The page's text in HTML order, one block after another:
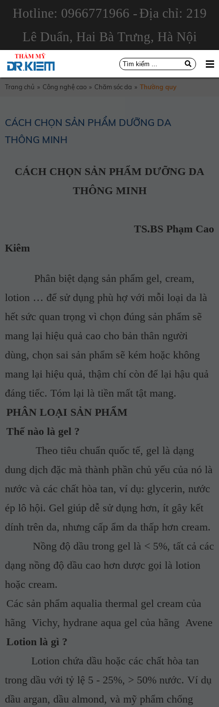
Hotline: 0966771966 - Địa chỉ: 219
Lê Duẩn, Hai Bà Trưng, Hà Nội
Trang chủ » Công nghệ cao » Chăm sóc da » Thường quy
CÁCH CHỌN SẢN PHẨM DƯỠNG DA
THÔNG MINH
CÁCH CHỌN SẢN PHẨM DƯỠNG DA
THÔNG MINH
TS.BS Phạm Cao
Kiêm
Phân biệt dạng sản phẩm gel, cream,
lotion … để sử dụng phù hợ với mỗi loại da là
hết sức quan trọng vì chọn đúng sản phẩm sẽ
mang lại hiệu quả cao cho bản thân người
dùng, chọn sai sản phẩm sẽ kém hoặc không
mang lại hiệu quả, thậm chí còn để lại hậu quả
đáng tiếc. Tóm lại là tiền mất tật mang.
PHÂN LOẠI SẢN PHẨM
Thế nào là gel ?
Theo tiêu chuẩn quốc tế, gel là dạng
dung dịch đặc mà thành phần chủ yếu của nó là
nước và các chất hòa tan, ví dụ: glycerin, nước
ép lô hội. Gel giúp dễ sử dụng hơn, ít gây kết
dính trên da, nhưng cấp ẩm da thấp hơn cream.
Nồng độ dầu trong gel là < 5%, tất cả các
dạng nồng độ dầu cao hơn dược gọi là lotion
hoặc cream.
Các sản phẩm aqualia thermal gel cream của
hãng Vichy, hydrane aqua gel của hãng Avene
Lotion là gì ?
Lotion chứa dầu hoặc các chất hòa tan
trong dầu với tỷ lệ 5 - 25%, > 50% nước. Ví dụ
dầu argan, dầu almond, và mỹ phẩm chống